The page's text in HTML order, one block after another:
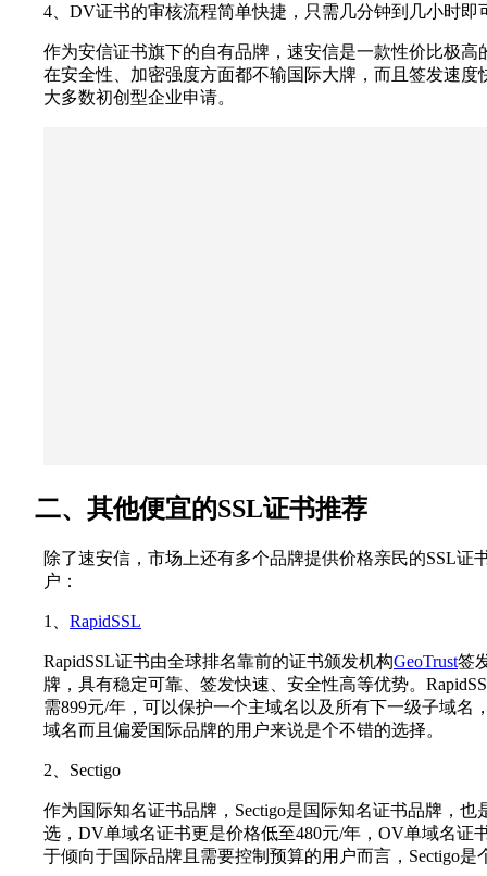
4、DV证书的审核流程简单快捷，只需几分钟到几小时即
作为安信证书旗下的自有品牌，速安信是一款性价比极高
在安全性、加密强度方面都不输国际大牌，而且签发速度
大多数初创型企业申请。
二、其他便宜的SSL证书推荐
除了速安信，市场上还有多个品牌提供价格亲民的SSL证
户：
1、 RapidSSL
RapidSSL证书由全球排名靠前的证书颁发机构GeoTrust签
牌，具有稳定可靠、签发快速、安全性高等优势。
需899元/年，可以保护一个主域名以及所有下一级子域名
域名而且偏爱国际品牌的用户来说是个不错的选择。
2、Sectigo
作为国际知名证书品牌，Sectigo是国际知名证书品牌，也
选，DV单域名证书更是价格低至480元/年，OV单域名证
于倾向于国际品牌且需要控制预算的用户而言，Sectigo是